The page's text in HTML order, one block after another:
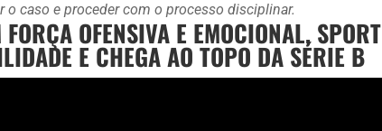
o caso e proceder com o processo disciplinar.
OFENSIVA E EMOCIONAL, SPORT
E CHEGA AO TOPO DA SÉRIE B